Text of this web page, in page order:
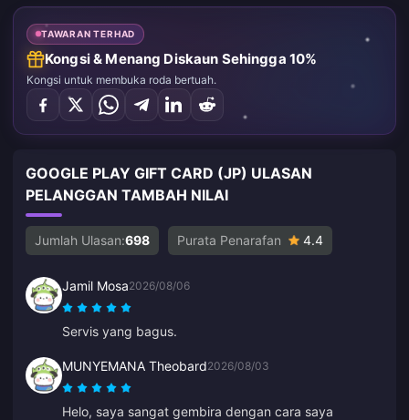
TAWARAN TERHAD
Kongsi & Menang Diskaun Sehingga 10%
Kongsi untuk membuka roda bertuah.
GOOGLE PLAY GIFT CARD (JP) ULASAN
PELANGGAN TAMBAH NILAI
Jumlah Ulasan:698 Purata Penarafan 4.4
Jamil Mosa2026/08/06
Servis yang bagus.
MUNYEMANA Theobard2026/08/03
Helo, saya sangat gembira dengan cara saya